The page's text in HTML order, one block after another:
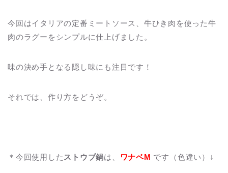
今回はイタリアの定番ミートソース、牛ひき肉を使った牛
肉のラグーをシンプルに仕上げました。
味の決め手となる隠し味にも注目です！
それでは、作り方をどうぞ。
＊今回使用した ストウブ鍋は、 ワナベM です（色違い）↓